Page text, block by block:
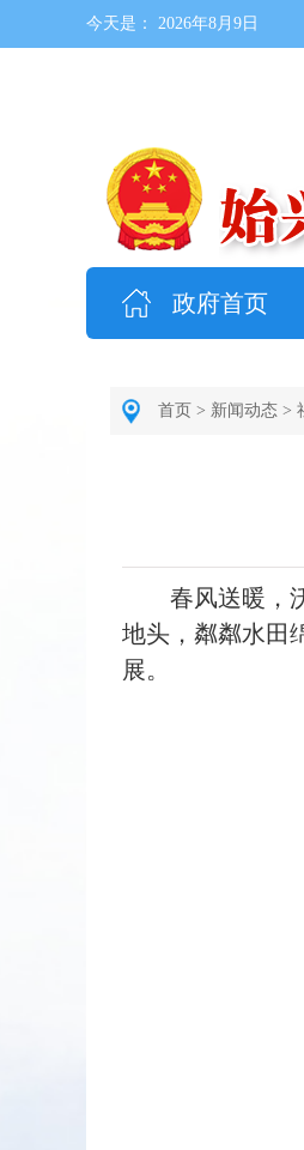
今天是： 2026年8月9日
政府首页
首页 > 新闻动态 >
春风送暖，沃
地头，粼粼水田
展。